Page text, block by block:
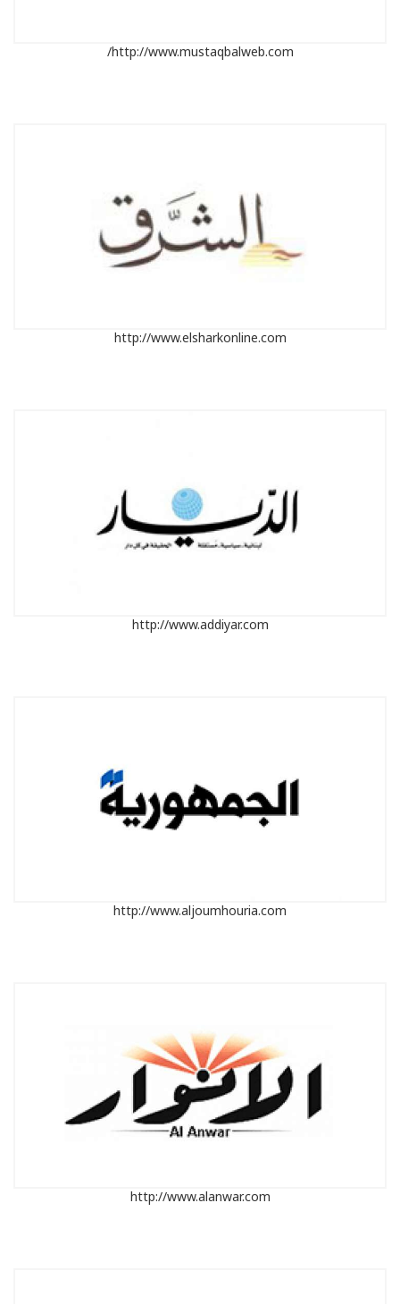
http://www.mustaqbalweb.com/
http://www.elsharkonline.com
http://www.addiyar.com
http://www.aljoumhouria.com
http://www.alanwar.com